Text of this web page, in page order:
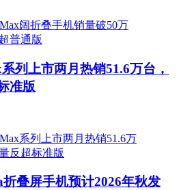
列上市两月热销51.6万台，
准版
叠屏手机预计2026年秋发